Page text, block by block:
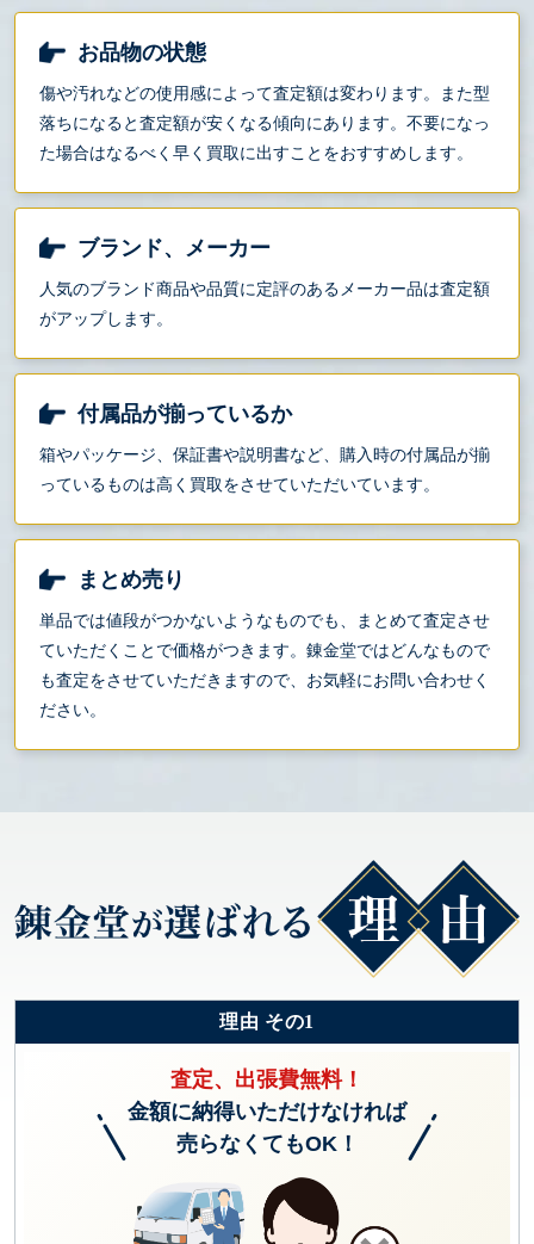
お品物の状態
傷や汚れなどの使用感によって査定額は変わります。また型
落ちになると査定額が安くなる傾向にあります。不要になっ
た場合はなるべく早く買取に出すことをおすすめします。
ブランド、メーカー
人気のブランド商品や品質に定評のあるメーカー品は査定額
がアップします。
付属品が揃っているか
箱やパッケージ、保証書や説明書など、購入時の付属品が揃
っているものは高く買取をさせていただいています。
まとめ売り
単品では値段がつかないようなものでも、まとめて査定させ
ていただくことで価格がつきます。錬金堂ではどんなもので
も査定をさせていただきますので、お気軽にお問い合わせく
ださい。
理由 その1
査定、出張費無料！
金額に納得いただけなければ
売らなくてもOK！